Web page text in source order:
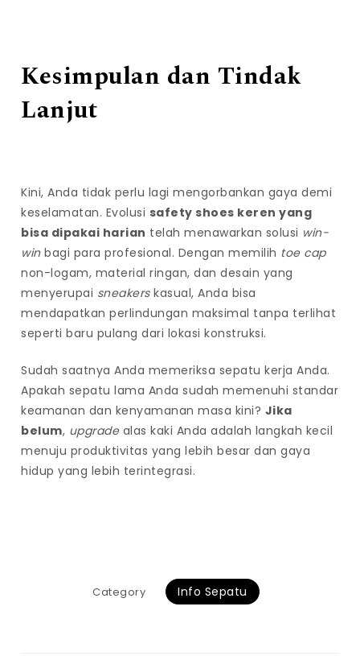
Kesimpulan dan Tindak
Lanjut
Kini, Anda tidak perlu lagi mengorbankan gaya demi
keselamatan. Evolusi safety shoes keren yang
bisa dipakai harian telah menawarkan solusi win-
winbagi para profesional. Dengan memilih toe cap
non-logam, material ringan, dan desain yang
menyerupai sneakerskasual, Anda bisa
mendapatkan perlindungan maksimal tanpa terlihat
seperti baru pulang dari lokasi konstruksi.
Sudah saatnya Anda memeriksa sepatu kerja Anda.
Apakah sepatu lama Anda sudah memenuhi standar
keamanan dan kenyamanan masa kini? Jika
belum, upgradealas kaki Anda adalah langkah kecil
menuju produktivitas yang lebih besar dan gaya
hidup yang lebih terintegrasi.
Category Info Sepatu